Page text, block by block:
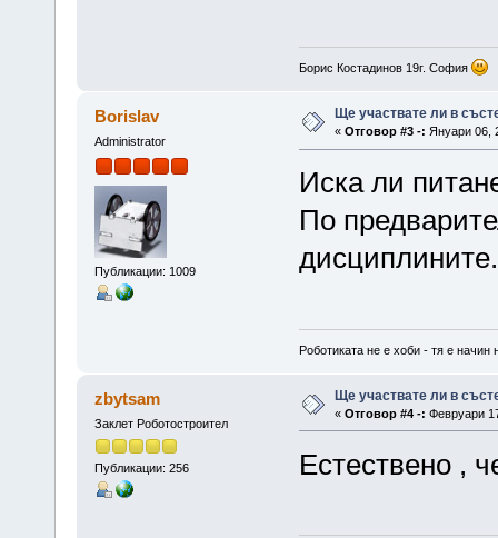
Борис Костадинов 19г. София
Borislav
Administrator
Публикации: 1009
Ще участвате ли в
« Отговор #3 -: Януари 06,
Иска ли
По
Роботиката не е хоби - тя е начин
zbytsam
Заклет Роботостроител
Публикации: 256
Ще участвате ли в
« Отговор #4 -: Февруари
Естествено ,